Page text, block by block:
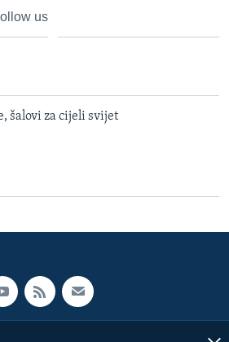
us
šalovi za cijeli svijet